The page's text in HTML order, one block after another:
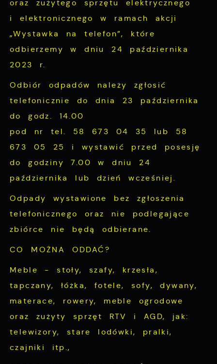
oraz zużytego sprzętu elektrycznego
i elektronicznego w ramach akcji
„Wystawka na telefon”, które
odbierzemy w dniu 24 października
2023 r.
Odbiór odpadów należy zgłosić
telefonicznie do dnia 23 października
do godz. 14.00
pod nr tel. 58 673 04 35 lub 58
673 05 25 i wystawić przed posesję
do godziny 7.00 w dniu 24
października lub dzień wcześniej.
Odpady wystawione bez zgłoszenia
telefonicznego oraz nie podlegające
zbiórce nie będą odbierane.
CO MOŻNA ODDAĆ?
Meble - stoły, szafy, krzesła,
tapczany, łóżka, fotele, sofy, dywany,
materace, rowery, meble ogrodowe
oraz zużyty sprzęt RTV i AGD, jak:
telewizory, stare lodówki, pralki,
czajniki itp.,
potrzeb.
Cookies analityczne pozwalają na uzyskanie
informacji w zakresie wykorzystywania
witryny internetowej, miejsca oraz
ocenę naszych serwisów internetowych pod
względem ich popularności wśród
użytkowników. Zgromadzone informacje są
cookies gwarantuje dostępność wszystkich
funkcjonalności.
prezentujemy Ci najciekawsze informacje i
aktualności na stronach naszych partnerów.
Promocyjne pliki cookies służą do
prezentowania Ci naszych komunikatów na
podstawie analizy Twoich upodobań oraz
Twoich zwyczajów dotyczących przeglądanej
mogą pojawić się na stronach podmiotów
trzecich lub firm będących naszymi
partnerami oraz innych dostawców usług.
Firmy te działają w charakterze pośredników
wiadomości, ofert, komunikatów mediów
Więcej